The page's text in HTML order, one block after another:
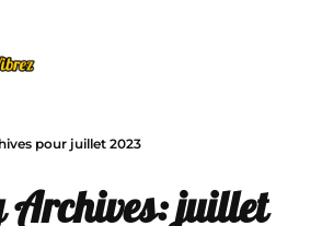
pour juillet 2023
Archives: juillet